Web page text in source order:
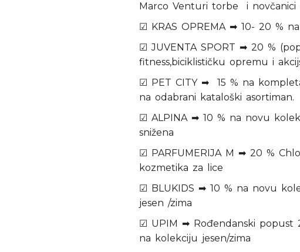
Marco Venturi torbe i novčanici
☑ KRAS OPREMA ➡ 10- 20 %
☑ JUVENTA SPORT ➡ 20 %
fitness,biciklističku opremu i
☑ PET CITY ➡ 15 % na
na odabrani kataloški asortiman.
☑ ALPINA ➡ 10 % na novu
snižena
☑ PARFUMERIJA M ➡ 20 %
kozmetika za lice
☑ BLUKIDS ➡ 10 % na novu
jesen /zima
☑ UPIM ➡ Rođendanski popust
na kolekciju jesen/zima